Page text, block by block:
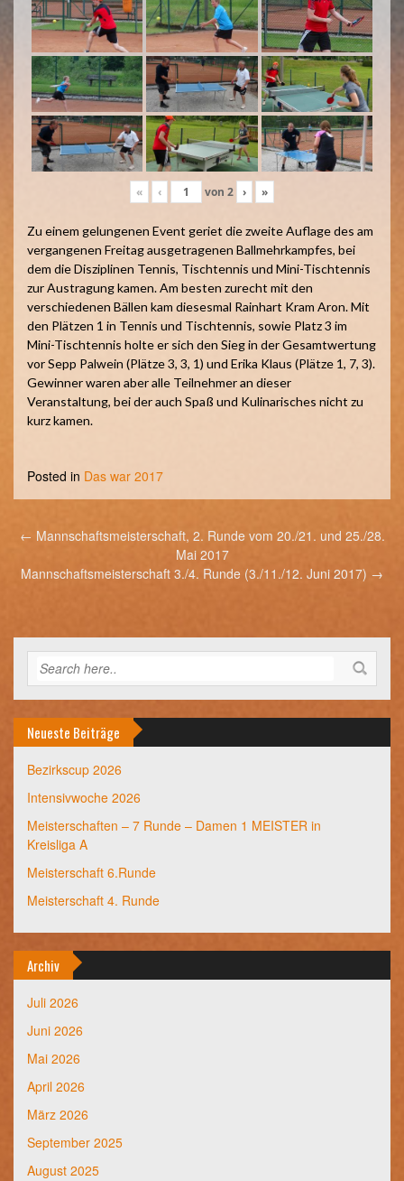
« ‹ von 2 › »
Zu einem gelungenen Event geriet die zweite Auflage des am
vergangenen Freitag ausgetragenen Ballmehrkampfes, bei
dem die Disziplinen Tennis, Tischtennis und Mini-Tischtennis
zur Austragung kamen. Am besten zurecht mit den
verschiedenen Bällen kam diesesmal Rainhart Kram Aron. Mit
den Plätzen 1 in Tennis und Tischtennis, sowie Platz 3 im
Mini-Tischtennis holte er sich den Sieg in der Gesamtwertung
vor Sepp Palwein (Plätze 3, 3, 1) und Erika Klaus (Plätze 1, 7, 3).
Gewinner waren aber alle Teilnehmer an dieser
Veranstaltung, bei der auch Spaß und Kulinarisches nicht zu
kurz kamen.
Posted in Das war 2017
Post
← Mannschaftsmeisterschaft, 2. Runde vom 20./21. und 25./28.
Mai 2017
Mannschaftsmeisterschaft 3./4. Runde (3./11./12. Juni 2017) →
Neueste Beiträge
Bezirkscup 2026
Intensivwoche 2026
Meisterschaften – 7 Runde – Damen 1 MEISTER in
Kreisliga A
Meisterschaft 6.Runde
Meisterschaft 4. Runde
Archiv
Juli 2026
Juni 2026
Mai 2026
April 2026
März 2026
September 2025
August 2025